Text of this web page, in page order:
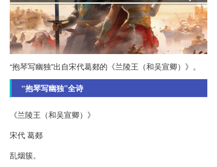
“抱琴写幽独”出自宋代葛郯的《兰陵王（和吴宣卿）》。
“抱琴写幽独”全诗
《兰陵王（和吴宣卿）》
宋代 葛郯
乱烟簇。